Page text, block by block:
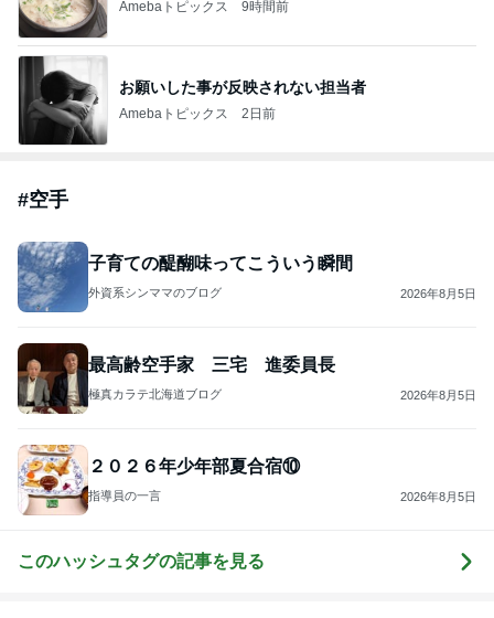
Amebaトピックス 9時間前
お願いした事が反映されない担当者
Amebaトピックス 2日前
#空手
子育ての醍醐味ってこういう瞬間
外資系シンママのブログ 2026年8月5日
最高齢空手家 三宅 進委員長
極真カラテ北海道ブログ 2026年8月5日
２０２６年少年部夏合宿⑩
指導員の一言 2026年8月5日
このハッシュタグの記事を見る